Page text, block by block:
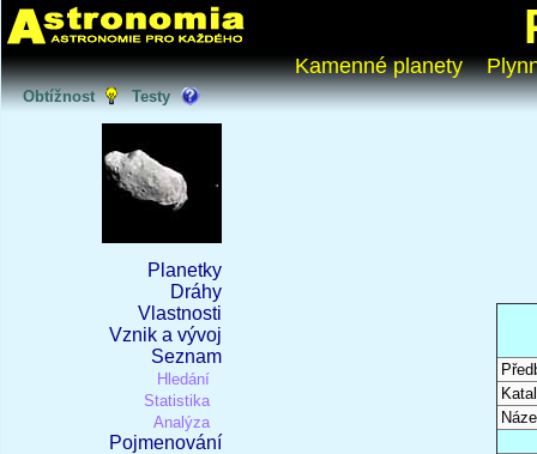
Kamenné planety
Obtížnost Testy
Planetky
Dráhy
Vlastnosti
Vznik a vývoj
Seznam
Hledání
Statistika
Analýza
Pojmenování